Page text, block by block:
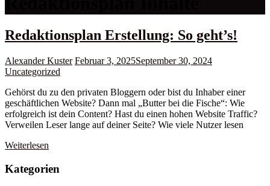
Redaktionsplan Erstellung: So geht’s!
Alexander Kuster Februar 3, 2025September 30, 2024
Uncategorized
Gehörst du zu den privaten Bloggern oder bist du Inhaber einer
geschäftlichen Website? Dann mal „Butter bei die Fische“: Wie
erfolgreich ist dein Content? Hast du einen hohen Website Traffic?
Verweilen Leser lange auf deiner Seite? Wie viele Nutzer lesen
Weiterlesen
Kategorien